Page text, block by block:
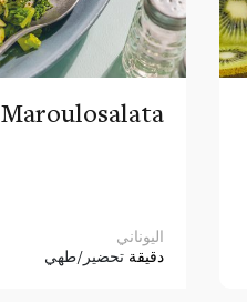
Maroulosalata
اليوناني
دقيقة تحضير/طهي